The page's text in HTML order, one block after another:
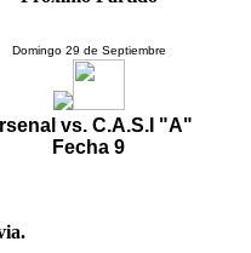
Domingo 29 de Septiembre
vs. C.A.S.I "A"
Fecha 9